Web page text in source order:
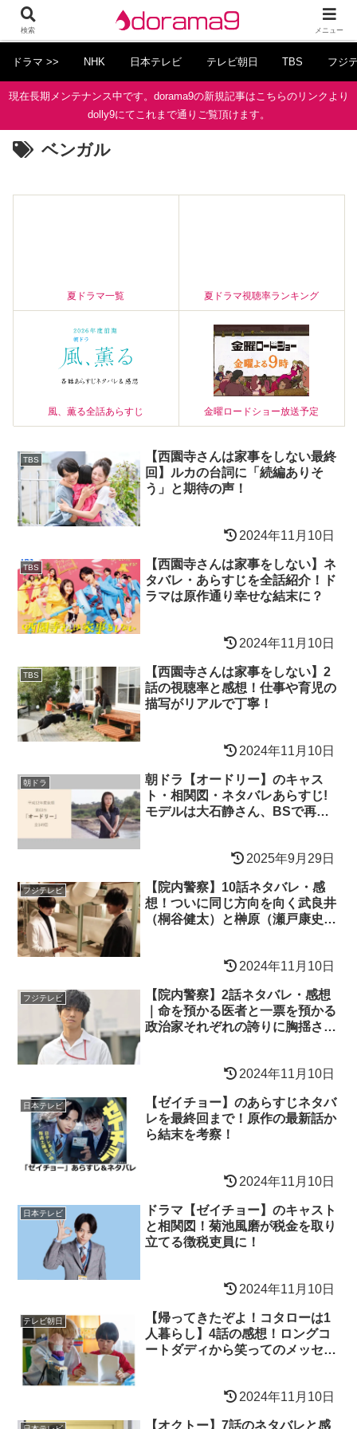
ドラマ >> NHK 日本テレビ テレビ朝日 TBS フジ
現在長期メンテナンス中です。dorama9の新規記事はこちらのリンクより
dolly9にてこれまで通りご覧頂けます。
ベンガル
夏ドラマ一覧 夏ドラマ視聴率ランキング
風、薫る全話あらすじ 金曜ロードショー放送予定
TBS
【西園寺さんは家事をしない最終
回】ルカの台詞に「続編ありそ
う」と期待の声！
2024年11月10日
TBS
【西園寺さんは家事をしない】ネ
タバレ・あらすじを全話紹介！ド
ラマは原作通り幸せな結末に？
2024年11月10日
TBS
【西園寺さんは家事をしない】2
話の視聴率と感想！仕事や育児の
描写がリアルで丁寧！
2024年11月10日
朝ドラ
朝ドラ【オードリー】のキャス
ト・相関図・ネタバレあらすじ!
モデルは大石静さん、BSで再放
2025年9月29日
フジテレビ
【院内警察】10話ネタバレ・感
想！ついに同じ方向を向く武良井
（桐谷健太）と榊原（瀬戸康史）
2024年11月10日
フジテレビ
【院内警察】2話ネタバレ・感想
｜命を預かる医者と一票を預かる
政治家それぞれの誇りに胸揺さぶ
2024年11月10日
日本テレビ
【ゼイチョー】のあらすじネタバ
レを最終回まで！原作の最新話か
ら結末を考察！
2024年11月10日
日本テレビ
ドラマ【ゼイチョー】のキャスト
と相関図！菊池風磨が税金を取り
立てる徴税吏員に！
2024年11月10日
テレビ朝日
【帰ってきたぞよ！コタローは1
人暮らし】4話の感想！ロングコ
ートダディから笑ってのメッセー
2024年11月10日
【オクトー】7話のネタバレと感
検索 メニュー